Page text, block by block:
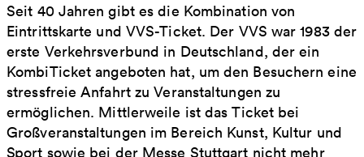
Seit 40 Jahren gibt es die Kombination von
Eintrittskarte und VVS-Ticket. Der VVS war 1983 der
erste Verkehrsverbund in Deutschland, der ein
KombiTicket angeboten hat, um den Besuchern eine
stressfreie Anfahrt zu Veranstaltungen zu
ermöglichen. Mittlerweile ist das Ticket bei
Großveranstaltungen im Bereich Kunst, Kultur und
Sport sowie bei der Messe Stuttgart nicht mehr